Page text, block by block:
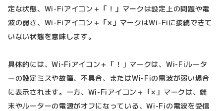
定な状態、Wi-Fiアイコン＋「！」マークは設定上の問題や電
波の弱さ、Wi-Fiアイコン＋「×」マークはWi-Fiに接続できて
いない状態を意味します。
具体的には、Wi-Fiアイコン＋「！」マークは、Wi-Fiルータ
ーの設定ミスや故障、不具合、またはWi-Fiの電波が弱い場合
に表示されます。一方、Wi-Fiアイコン＋「×」マークは、端
末やルーターの電源がオフになっている、Wi-Fiの電波を受信